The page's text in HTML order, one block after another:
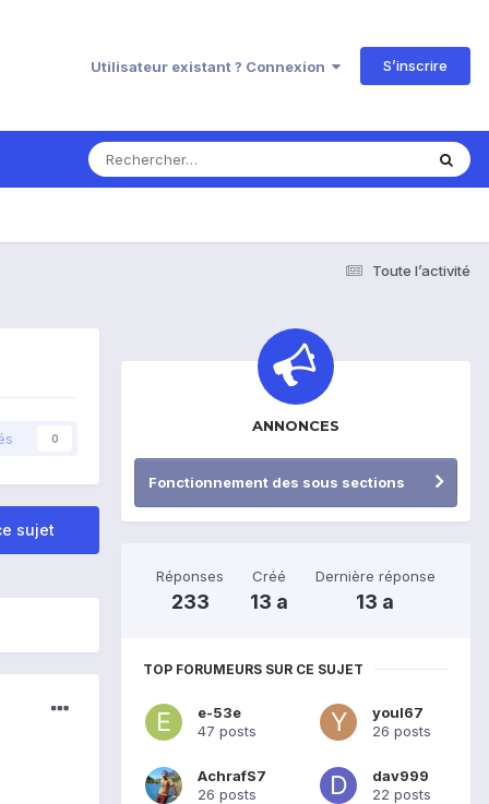
Utilisateur existant ? Connexion S’inscrire
Toute l’activité
0
sujet
ANNONCES
Fonctionnement des sous sections
Réponses
233
Créé
13 a
Dernière réponse
13 a
TOP FORUMEURS SUR CE SUJET
e-53e
47 posts
youl67
26 posts
AchrafS7
26 posts
dav999
22 posts